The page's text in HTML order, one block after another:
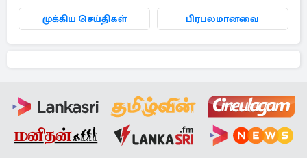
முக்கிய செய்திகள் பிரபலமானவை